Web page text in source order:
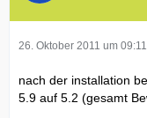
26. Oktober 2011 um 09:11
nach der installation
5.9 auf 5.2 (gesamt